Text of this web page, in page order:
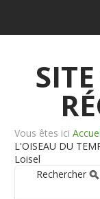
Vous êtes ici
L'OISEAU DU
Loisel
Rechercher